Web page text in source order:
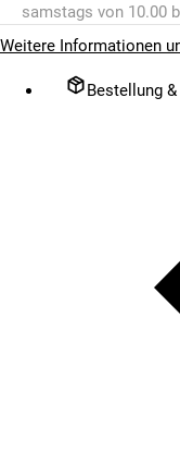
samstags von 10.00
Weitere Informationen
Bestellung